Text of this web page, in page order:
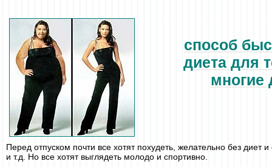
Перед отпуском почти все хотят похудеть, желательно без
и т.д. Но все хотят выглядеть молодо и спортивно.
способ
диета для
многие